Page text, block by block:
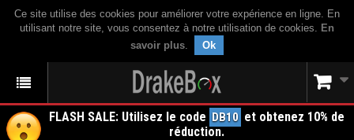
Ce site utilise des cookies pour améliorer votre expérience en ligne. En
utilisant notre site, vous consentez à notre utilisation de cookies. En
savoir plus. Ok
FLASH SALE: Utilisez le code DB10 et obtenez 10% de
réduction.